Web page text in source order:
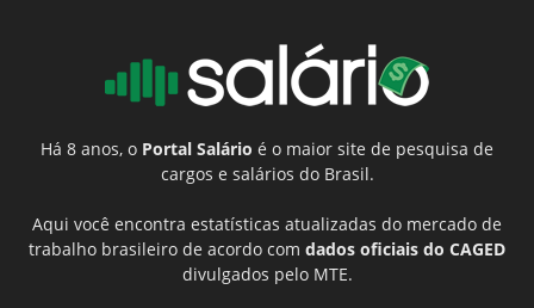
Há 8 anos, o Portal Salário é o maior site de pesquisa de
cargos e salários do Brasil.
Aqui você encontra estatísticas atualizadas do mercado de
trabalho brasileiro de acordo com dados oficiais do CAGED
divulgados pelo MTE.